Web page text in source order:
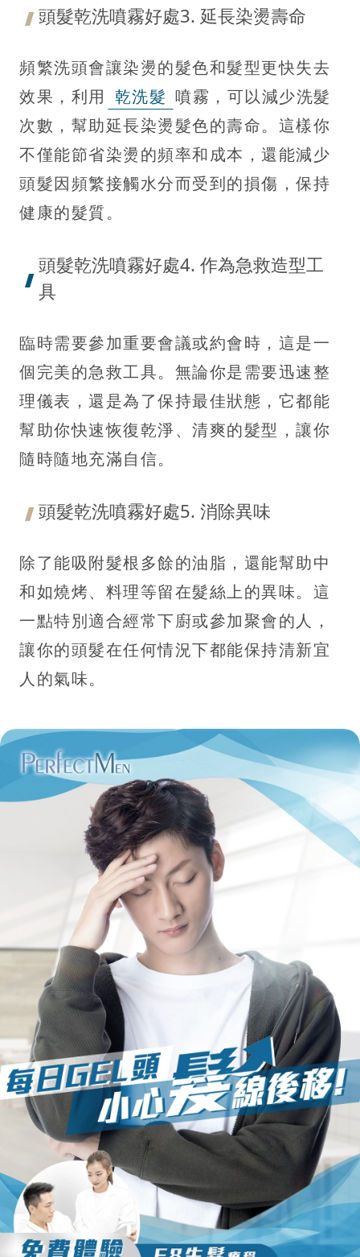
頭髮乾洗噴霧好處3. 延長染燙壽命
頻繁洗頭會讓染燙的髮色和髮型更快失去
效果，利用 乾洗髮 噴霧，可以減少洗髮
次數，幫助延長染燙髮色的壽命。這樣你
不僅能節省染燙的頻率和成本，還能減少
頭髮因頻繁接觸水分而受到的損傷，保持
健康的髮質。
頭髮乾洗噴霧好處4. 作為急救造型工
具
臨時需要參加重要會議或約會時，這是一
個完美的急救工具。無論你是需要迅速整
理儀表，還是為了保持最佳狀態，它都能
幫助你快速恢復乾淨、清爽的髮型，讓你
隨時隨地充滿自信。
頭髮乾洗噴霧好處5. 消除異味
除了能吸附髮根多餘的油脂，還能幫助中
和如燒烤、料理等留在髮絲上的異味。這
一點特別適合經常下廚或參加聚會的人，
讓你的頭髮在任何情況下都能保持清新宜
人的氣味。